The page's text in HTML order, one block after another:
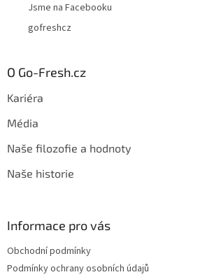
Jsme na Facebooku
gofreshcz
O Go-Fresh.cz
Kariéra
Média
Naše filozofie a hodnoty
Naše historie
Informace pro vás
Obchodní podmínky
Podmínky ochrany osobních údajů